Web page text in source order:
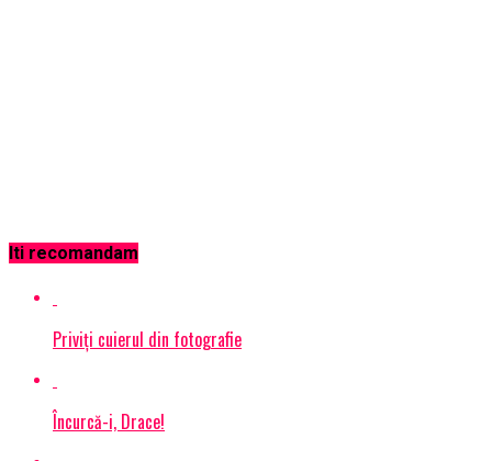
Iti recomandam
Priviţi cuierul din fotografie
Încurcă-i, Drace!